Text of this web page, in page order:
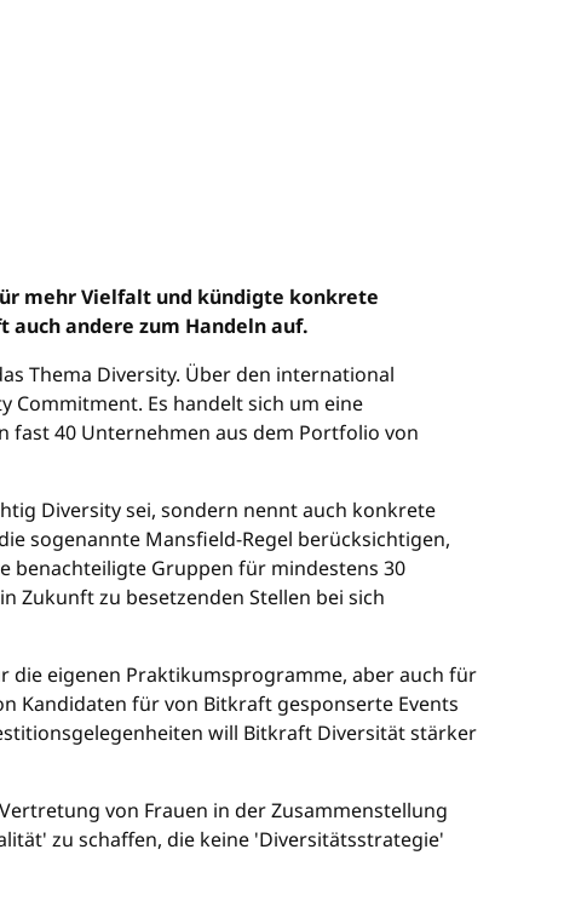
mehr Vielfalt und kündigte konkrete
andere zum Handeln auf.
Thema Diversity. Über den international
Es handelt sich um eine
40 Unternehmen aus dem Portfolio von
Diversity sei, sondern nennt auch konkrete
sogenannte Mansfield-Regel berücksichtigen,
benachteiligte Gruppen für mindestens 30
Zukunft zu besetzenden Stellen bei sich
die eigenen Praktikumsprogramme, aber auch für
Kandidaten für von Bitkraft gesponserte Events
will Bitkraft Diversität stärker
von Frauen in der Zusammenstellung
zu schaffen, die keine 'Diversitätsstrategie'